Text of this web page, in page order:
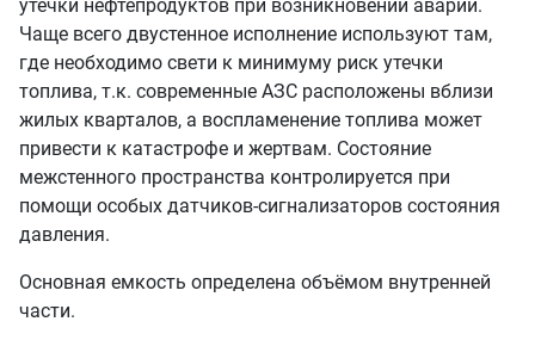
Чаще всего двустенное исполнение используют там,
где необходимо свети к минимуму риск утечки
топлива, т.к. современные АЗС расположены вблизи
жилых кварталов, а воспламенение топлива может
привести к катастрофе и жертвам. Состояние
межстенного пространства контролируется при
помощи особых датчиков-сигнализаторов состояния
давления.
части.